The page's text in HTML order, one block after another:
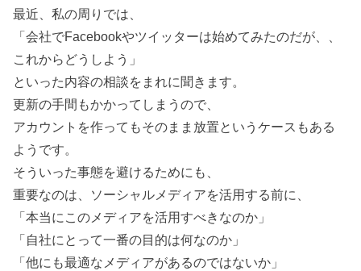
最近、私の周りでは、
「会社でFacebookやツイッターは始めてみたのだが、、
これからどうしよう」
といった内容の相談をまれに聞きます。
更新の手間もかかってしまうので、
アカウントを作ってもそのまま放置というケースもある
ようです。
そういった事態を避けるためにも、
重要なのは、ソーシャルメディアを活用する前に、
「本当にこのメディアを活用すべきなのか」
「自社にとって一番の目的は何なのか」
「他にも最適なメディアがあるのではないか」